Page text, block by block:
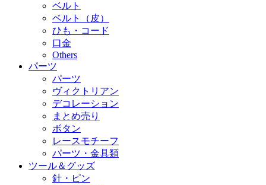
ベルト
ベルト（皮）
ひも・コード
口金
Others
パーツ
パーツ
ヴィクトリアン
デコレーション
まとめ売り
ボタン
レースモチーフ
パーツ・金具類
ツール＆グッズ
針・ピン